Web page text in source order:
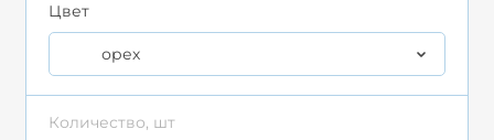
Цвет
орех
Количество, шт